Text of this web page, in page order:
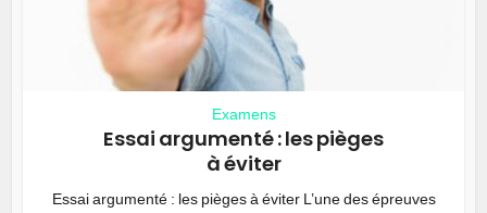
Examens
Essai argumenté : les pièges
à éviter
Essai argumenté : les pièges à éviter L’une des épreuves